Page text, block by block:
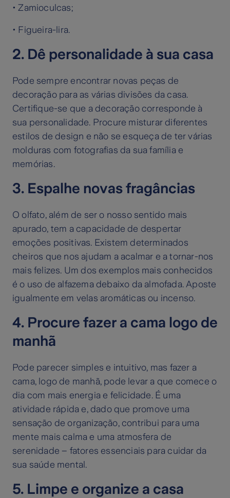
• Zamioculcas;
• Figueira-lira.
2. Dê personalidade à sua casa
Pode sempre encontrar novas peças de
decoração para as várias divisões da casa.
Certifique-se que a decoração corresponde à
sua personalidade. Procure misturar diferentes
estilos de design e não se esqueça de ter várias
molduras com fotografias da sua família e
memórias.
3. Espalhe novas fragâncias
O olfato, além de ser o nosso sentido mais
apurado, tem a capacidade de despertar
emoções positivas. Existem determinados
cheiros que nos ajudam a acalmar e a tornar-nos
mais felizes. Um dos exemplos mais conhecidos
é o uso de alfazema debaixo da almofada. Aposte
igualmente em velas aromáticas ou incenso.
4. Procure fazer a cama logo de
manhã
Pode parecer simples e intuitivo, mas fazer a
cama, logo de manhã, pode levar a que comece o
dia com mais energia e felicidade. É uma
atividade rápida e, dado que promove uma
sensação de organização, contribui para uma
mente mais calma e uma atmosfera de
serenidade – fatores essenciais para cuidar da
sua saúde mental.
5. Limpe e organize a casa